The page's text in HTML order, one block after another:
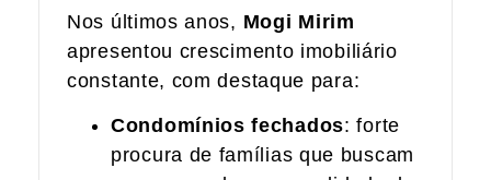
Nos últimos anos, Mogi Mirim
apresentou crescimento imobiliário
constante, com destaque para:
Condomínios fechados: forte
procura de famílias que buscam